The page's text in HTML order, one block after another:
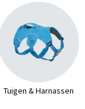
Tuigen & Harnassen